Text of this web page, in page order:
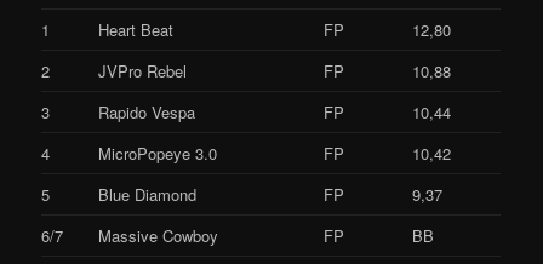
1 Heart Beat FP
12,80
2
JVPro Rebel FP
10,88
3
Rapido Vespa FP
10,44
4
MicroPopeye 3.0 FP
10,42
5
Blue Diamond FP
9,37
6/7
Massive Cowboy FP
BB